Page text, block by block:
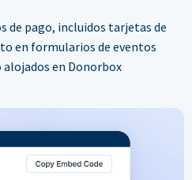
de pago, incluidos tarjetas de
en formularios de eventos
en Donorbox